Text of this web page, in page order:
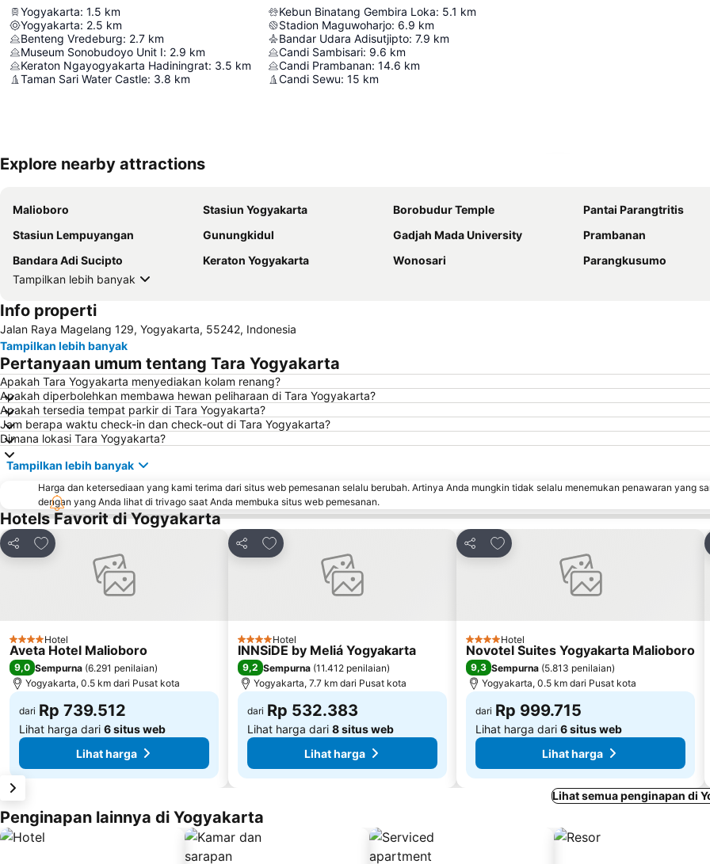
Yogyakarta: 1.5 km
Yogyakarta: 2.5 km
Benteng Vredeburg: 2.7 km
Museum Sonobudoyo Unit I: 2.9 km
Keraton Ngayogyakarta Hadiningrat: 3.5 km
Taman Sari Water Castle: 3.8 km
Kebun Binatang Gembira Loka: 5.1 km
Stadion Maguwoharjo: 6.9 km
Bandar Udara Adisutjipto: 7.9 km
Candi Sambisari: 9.6 km
Candi Prambanan: 14.6 km
Candi Sewu: 15 km
Explore nearby attractions
Malioboro Stasiun Yogyakarta Borobudur Temple
Pantai Parangtritis
Stasiun Lempuyangan
Gunungkidul Gadjah Mada University
Prambanan
Bandara Adi Sucipto
Keraton Yogyakarta Wonosari
Parangkusumo
Tampilkan lebih banyak
Info properti
Jalan Raya Magelang 129, Yogyakarta, 55242, Indonesia
Tampilkan lebih banyak
Pertanyaan umum tentang Tara Yogyakarta
Apakah Tara Yogyakarta menyediakan kolam renang?
Apakah diperbolehkan membawa hewan peliharaan di Tara Yogyakarta?
Apakah tersedia tempat parkir di Tara Yogyakarta?
Jam berapa waktu check-in dan check-out di Tara Yogyakarta?
Dimana lokasi Tara Yogyakarta?
Tampilkan lebih banyak
Harga dan ketersediaan yang kami terima dari situs web pemesanan selalu berubah. Artinya Anda mungkin tidak selalu menemukan penawaran yang
dengan yang Anda lihat di trivago saat Anda membuka situs web pemesanan.
Hotels Favorit di Yogyakarta
Bagikan
Tambahkan ke favorit
4 Bintang
Hotel
Aveta Hotel Malioboro
9,0 Sempurna (6.291 penilaian)
Yogyakarta, 0.5 km dari Pusat kota
dari Rp 739.512
Lihat harga dari 6 situs web
Lihat harga
Bagikan
Tambahkan ke favorit
4 Bintang
Hotel
INNSiDE by Meliá Yogyakarta
9,2 Sempurna (11.412 penilaian)
Yogyakarta, 7.7 km dari Pusat kota
dari Rp 532.383
Lihat harga dari 8 situs web
Lihat harga
Bagikan
Tambahkan ke favorit
4 Bintang
Hotel
Novotel Suites Yogyakarta Malioboro
9,3 Sempurna (5.813 penilaian)
Yogyakarta, 0.5 km dari Pusat kota
dari Rp 999.715
Lihat harga dari 6 situs web
Lihat harga
Lihat semua penginapan di
Penginapan lainnya di Yogyakarta